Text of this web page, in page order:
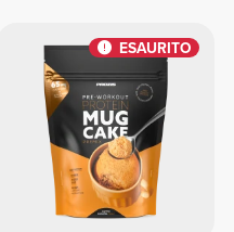
ESAURITO